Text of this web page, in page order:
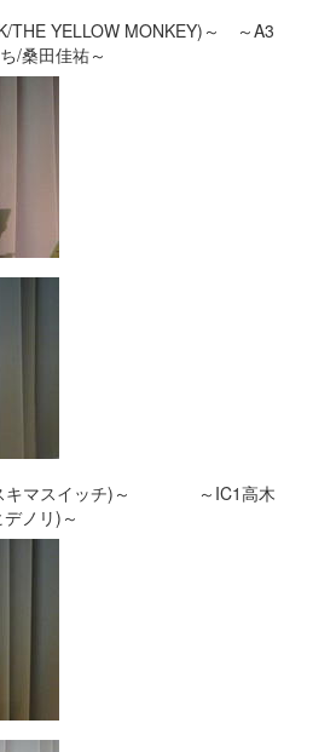
THE YELLOW MONKEY)～ ～A3
/桑田佳祐～
/スキマスイッチ)～ ～IC1高木
ノリ)～